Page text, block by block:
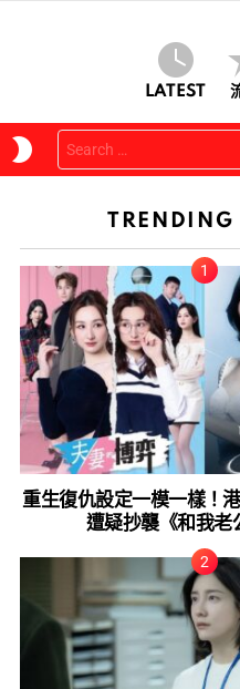
LATEST
SKIN
Search
for:
TRENDING
重生復仇設定一模一樣！
遭疑抄襲《和我老